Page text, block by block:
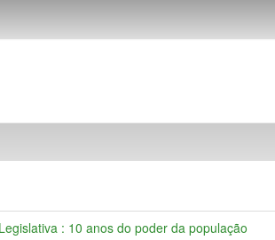
: 10 anos do poder da população